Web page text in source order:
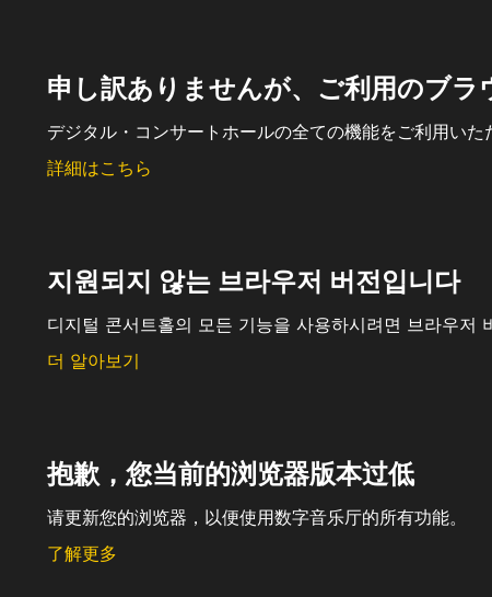
申し訳ありませんが、ご利用のブ
デジタル・コンサートホールの全ての機能をご利用い
詳細はこちら
지원되지 않는 브라우저 버전입니다
디지털 콘서트홀의 모든 기능을 사용하시려면 브라우저
더 알아보기
抱歉，您当前的浏览器版本过低
请更新您的浏览器，以便使用数字音乐厅的所有功能。
了解更多